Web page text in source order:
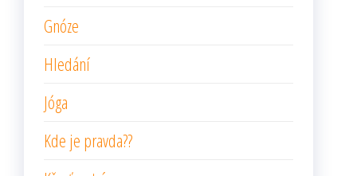
Gnóze
Hledání
Jóga
Kde je pravda??